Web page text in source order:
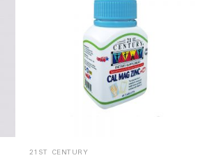
21ST CENTURY